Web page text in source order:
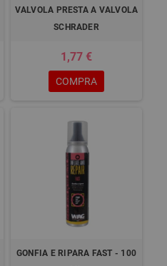
VALVOLA PRESTA A VALVOLA
SCHRADER
1,77 €
COMPRA
GONFIA E RIPARA FAST - 100